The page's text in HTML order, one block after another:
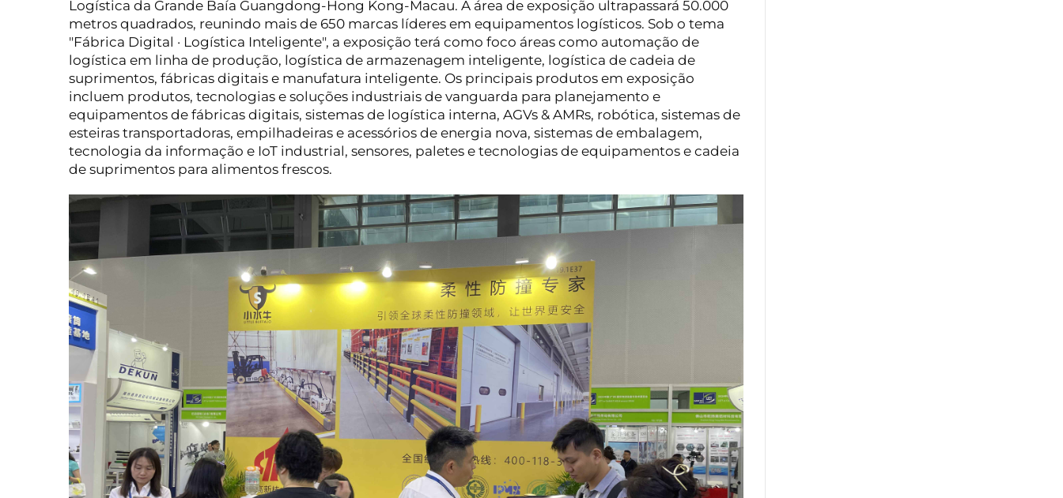
Logística da Grande Baía Guangdong-Hong Kong-Macau. A área de exposição ultrapassará 50.000
metros quadrados, reunindo mais de 650 marcas líderes em equipamentos logísticos. Sob o tema
"Fábrica Digital · Logística Inteligente", a exposição terá como foco áreas como automação de
logística em linha de produção, logística de armazenagem inteligente, logística de cadeia de
suprimentos, fábricas digitais e manufatura inteligente. Os principais produtos em exposição
incluem produtos, tecnologias e soluções industriais de vanguarda para planejamento e
equipamentos de fábricas digitais, sistemas de logística interna, AGVs & AMRs, robótica, sistemas de
esteiras transportadoras, empilhadeiras e acessórios de energia nova, sistemas de embalagem,
tecnologia da informação e IoT industrial, sensores, paletes e tecnologias de equipamentos e cadeia
de suprimentos para alimentos frescos.